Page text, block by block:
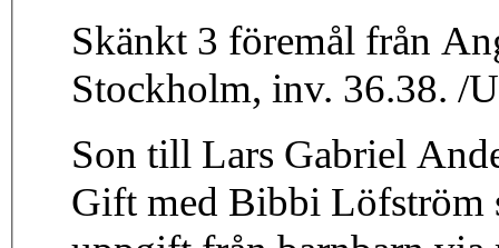
Skänkt 3 föremål från
Stockholm, inv. 36.38. /
Son till Lars Gabriel
Gift med Bibbi Löfström